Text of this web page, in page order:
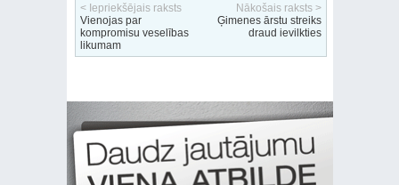
< Iepriekšējais raksts
Vienojas par
kompromisu veselības
likumam
Nākošais raksts >
Ģimenes ārstu streiks
draud ievilkties